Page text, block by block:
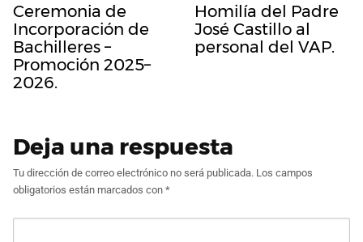
Ceremonia de
Incorporación de
Bachilleres –
Promoción 2025–
2026.
Homilía del Padre
José Castillo al
personal del VAP.
Deja una respuesta
Tu dirección de correo electrónico no será publicada. Los campos
obligatorios están marcados con *